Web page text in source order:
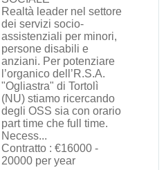
Realtà leader nel settore
dei servizi socio-
assistenziali per minori,
persone disabili e
anziani. Per potenziare
l’organico dell’R.S.A.
"Ogliastra" di Tortolì
(NU) stiamo ricercando
degli OSS sia con orario
part time che full time.
Necess...
Contratto : €16000 -
20000 per year